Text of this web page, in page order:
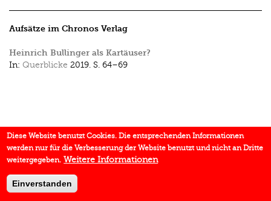
Aufsätze im Chronos Verlag
Heinrich Bullinger als Kartäuser?
In: Querblicke 2019. S. 64–69
Diese Website benutzt Cookies. Die entsprechenden Informationen
werden nur für die Verbesserung der Website benutzt und nicht an Dritte
weitergegeben. Weitere Informationen
Einverstanden